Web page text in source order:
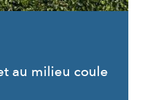
au milieu coule